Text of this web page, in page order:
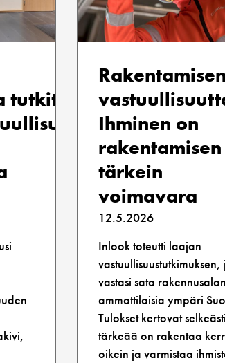
Rakentamisen
Ihminen on
rakentamisen
tärkein
voimavara
12.5.2026
Inlook toteutti laajan
vastasi sata rakennusalan
ammattilaisia ympäri
Tulokset kertovat
tärkeää on rakentaa
oikein ja varmistaa